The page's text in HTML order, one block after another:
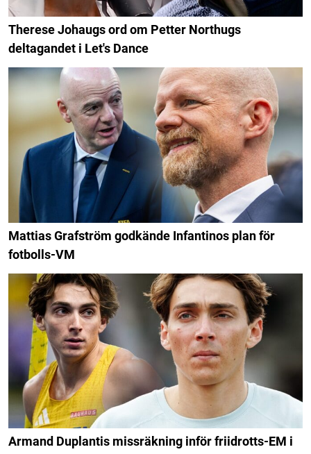
Therese Johaugs ord om Petter Northugs
deltagandet i Let's Dance
Mattias Grafström godkände Infantinos plan för
fotbolls-VM
Armand Duplantis missräkning inför friidrotts-EM i